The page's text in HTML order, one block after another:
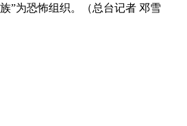
”为恐怖组织。（总台记者 邓雪